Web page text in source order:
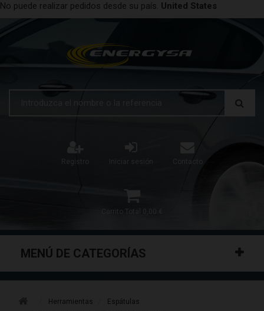
No puede realizar pedidos desde su país. United States
Registro Iniciar sesión Contacto
Carrito Total 0,00 €
MENÚ DE CATEGORÍAS
Herramientas
Espátulas